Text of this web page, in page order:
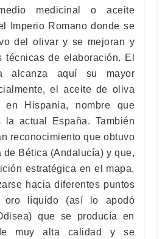
medicinal o aceite
Imperio Romano donde se
del olivar y se mejoran y
técnicas de elaboración. El
alcanza aquí su mayor
el aceite de oliva
Hispania, nombre que
la actual España. También
reconocimiento que obtuvo
Bética (Andalucía) y que,
estratégica en el mapa,
hacia diferentes puntos
oro líquido (así lo apodó
que se producía en
muy alta calidad y se